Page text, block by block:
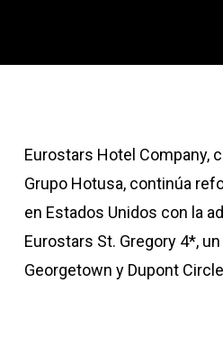
Eurostars Hotel Company,
Grupo Hotusa, continúa
en Estados Unidos con la
Eurostars St. Gregory 4*,
Georgetown y Dupont